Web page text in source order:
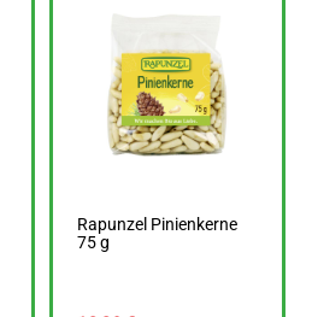
Rapunzel Pinienkerne
75 g